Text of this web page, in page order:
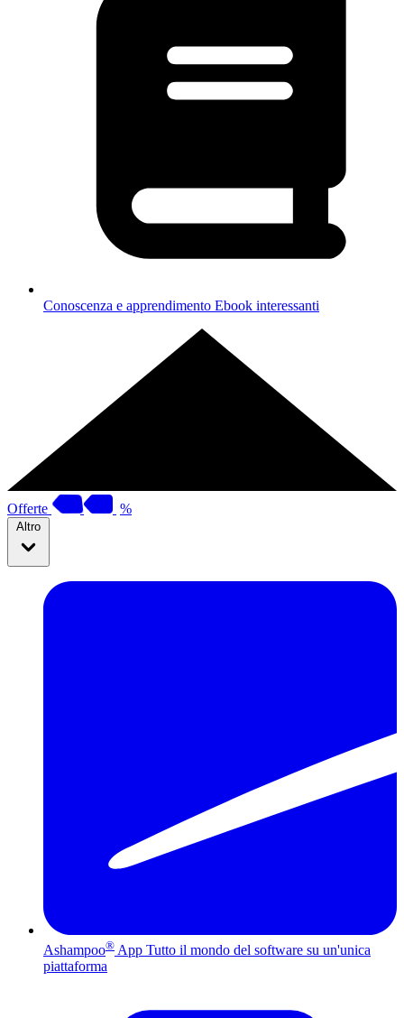
Conoscenza e apprendimento Ebook interessanti
Offerte %
Altro
Ashampoo® App Tutto il mondo del software su un'unica
piattaforma